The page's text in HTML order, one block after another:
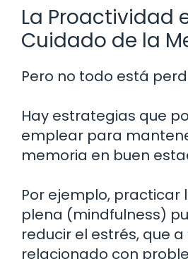
La Proactividad
Cuidado de la
Pero no todo está
Hay estrategias que
emplear para
memoria en buen
Por ejemplo, practicar
plena (mindfulness)
reducir el estrés, que
relacionado con